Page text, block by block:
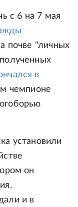
с 6 на 7 мая
почве "личных
в
чемпионе
установили
он
и в